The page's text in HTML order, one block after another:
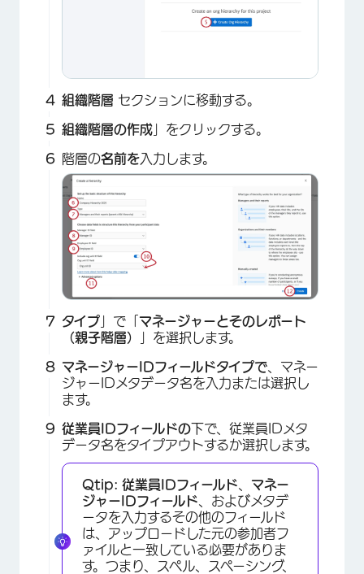
×
組織階層 セクションに移動する。
組織階層の作成 」をクリックする。
階層の名前を入力します。
タイプ 」で「 マネージャーとそのレポート
（親子階層）
」を選択します。
マネージャーIDフィールドタイプで、マネー
ジャーIDメタデータ名を入力または選択し
ます。
従業員IDフィールドの下で、従業員IDメタ
データ名をタイプアウトするか選択します。
Qtip: 従業員IDフィールド、 マネー
ジャーIDフィールド、およびメタデ
ータを入力するその他のフィールド
は、アップロードした元の参加者フ
ァイルと一致している必要がありま
す。つまり、スペル、スペーシング、